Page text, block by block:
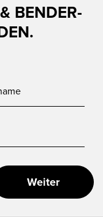
BENDER-
Weiter